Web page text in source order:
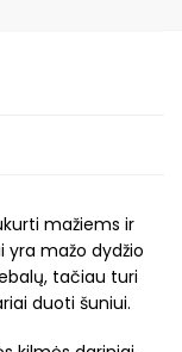
mažiems ir
yra mažo dydžio
tačiau turi
duoti šuniui.